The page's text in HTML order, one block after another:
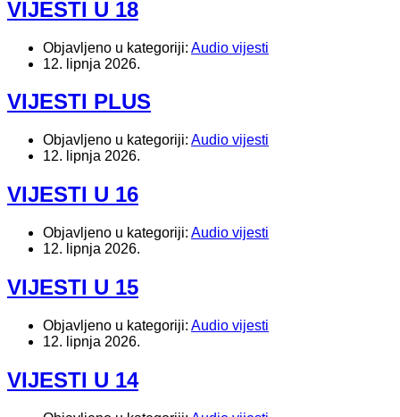
VIJESTI U 18
Objavljeno u kategoriji: Audio vijesti
12. lipnja 2026.
VIJESTI PLUS
Objavljeno u kategoriji: Audio vijesti
12. lipnja 2026.
VIJESTI U 16
Objavljeno u kategoriji: Audio vijesti
12. lipnja 2026.
VIJESTI U 15
Objavljeno u kategoriji: Audio vijesti
12. lipnja 2026.
VIJESTI U 14